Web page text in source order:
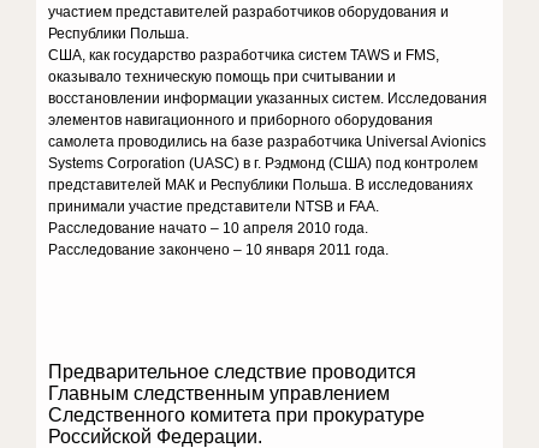
участием представителей разработчиков оборудования и
Республики Польша.
США, как государство разработчика систем TAWS и FMS,
оказывало техническую помощь при считывании и
восстановлении информации указанных систем. Исследования
элементов навигационного и приборного оборудования
самолета проводились на базе разработчика Universal Avionics
Systems Corporation (UASC) в г. Рэдмонд (США) под контролем
представителей МАК и Республики Польша. В исследованиях
принимали участие представители NTSB и FAA.
Расследование начато – 10 апреля 2010 года.
Расследование закончено – 10 января 2011 года.
Предварительное следствие проводится
Главным следственным управлением
Следственного комитета при прокуратуре
Российской Федерации.